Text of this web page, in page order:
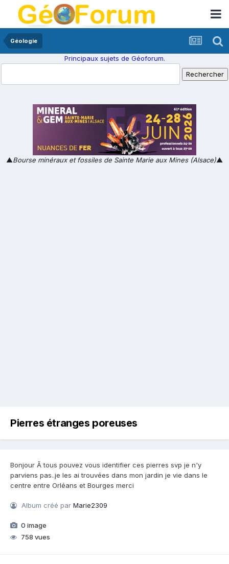
Géologie
Principaux sujets de Géoforum.
▲Bourse minéraux et fossiles de Sainte Marie aux Mines (Alsace)▲
Pierres étranges poreuses
Bonjour Ã tous pouvez vous identifier ces pierres svp je n'y
parviens pas..je les ai trouvées dans mon jardin je vie dans le
centre entre Orléans et Bourges merci
Album créé parMarie2309
0 image
758 vues